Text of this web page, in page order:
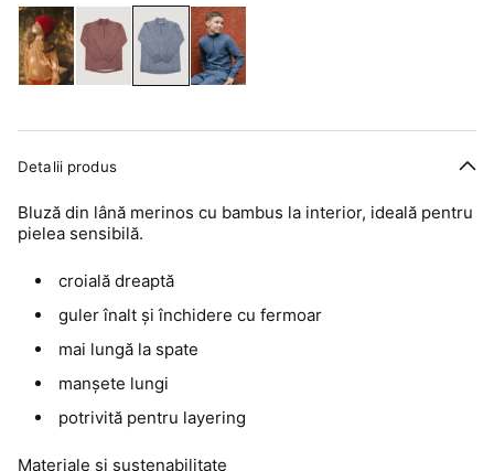
Detalii produs
Bluză din lână merinos cu bambus la interior, ideală pentru
pielea sensibilă.
croială dreaptă
guler înalt și închidere cu fermoar
mai lungă la spate
manșete lungi
potrivită pentru layering
Materiale și sustenabilitate